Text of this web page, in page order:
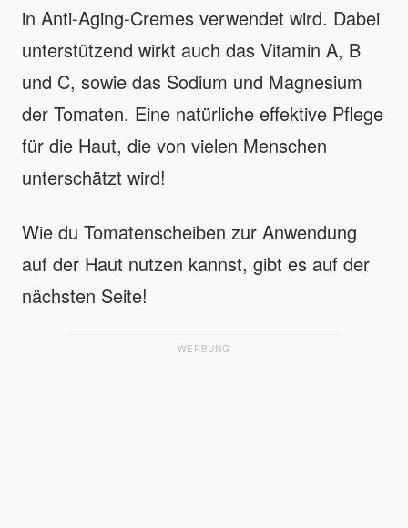
in Anti-Aging-Cremes verwendet wird. Dabei
unterstützend wirkt auch das Vitamin A, B
und C, sowie das Sodium und Magnesium
der Tomaten. Eine natürliche effektive Pflege
für die Haut, die von vielen Menschen
unterschätzt wird!
Wie du Tomatenscheiben zur Anwendung
auf der Haut nutzen kannst, gibt es auf der
nächsten Seite!
WERBUNG